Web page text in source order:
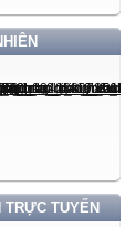
TRỰC TUYẾN